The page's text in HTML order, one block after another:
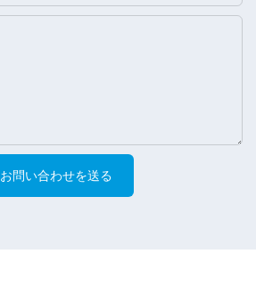
お問い合わせを送る